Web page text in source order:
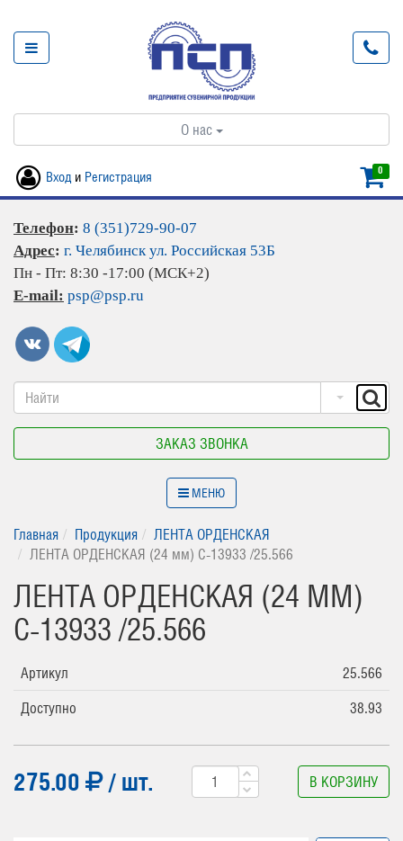
О нас
0
Вход и Регистрация
Телефон: 8 (351)729-90-07
Адрес: г. Челябинск ул. Российская 53Б
Пн - Пт: 8:30 -17:00 (МСК+2)
E-mail: psp@psp.ru
ЗАКАЗ ЗВОНКА
МЕНЮ
Главная Продукция
ЛЕНТА ОРДЕНСКАЯ
ЛЕНТА ОРДЕНСКАЯ (24 мм) С-13933 /25.566
ЛЕНТА ОРДЕНСКАЯ (24 ММ)
С-13933 /25.566
Артикул
25.566
Доступно
38.93
275.00 / шт. В КОРЗИНУ